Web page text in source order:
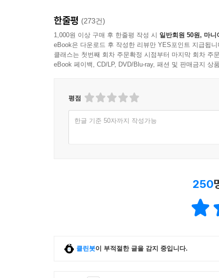
한줄평 (273건)
1,000원 이상 구매 후 한줄평 작성 시 일반회원 50원, 마니
eBook은 다운로드 후 작성한 리뷰만 YES포인트 지급됩니
클래스는 첫번째 회차 주문확정 시점부터 마지막 회차 주
eBook 페이백, CD/LP, DVD/Blu-ray, 패션 및 판매금지 상
평점
한글 기준 50자까지 작성가능
250
클린봇이 부적절한 글을 감지 중입니다.